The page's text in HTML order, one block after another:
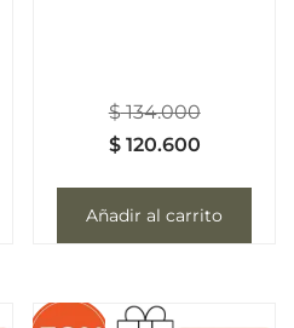
$134.000
$120.600
Añadir al carrito